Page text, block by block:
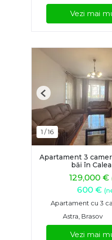
Vezi mai
1 /16
Previous
Apartament 3
băi în
129,000 €
600 €
Apartament cu 3
Astra, Brasov
Vezi mai